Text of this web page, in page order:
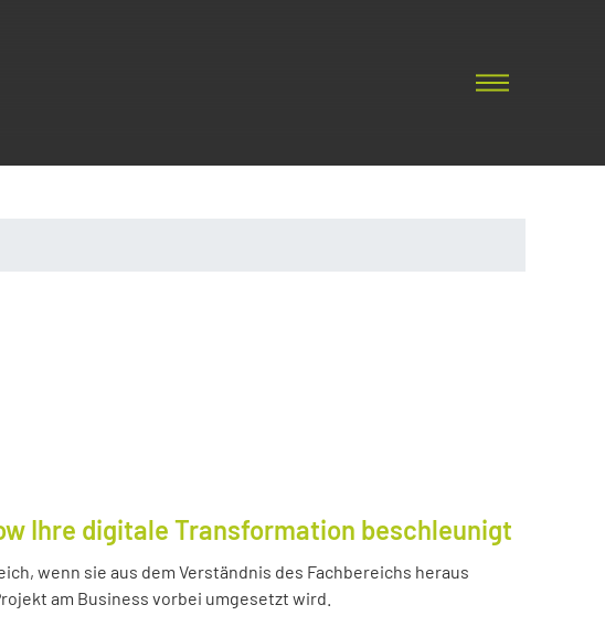
Ihre digitale Transformation beschleunigt
wenn sie aus dem Verständnis des Fachbereichs heraus
am Business vorbei umgesetzt wird.